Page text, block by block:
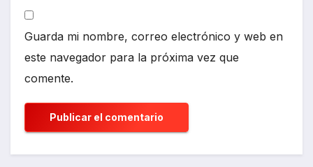
Guarda mi nombre, correo electrónico y web en
este navegador para la próxima vez que
comente.